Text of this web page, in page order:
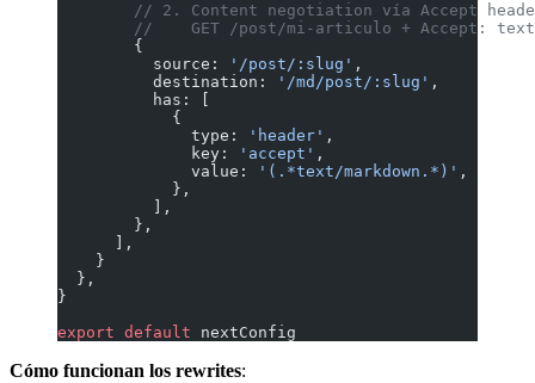
// 2. Content negotiation vía Accept
//    GET /post/mi-articulo + Accept:
        {
          source:
'/post/:slug' ,
          destination:
'/md/post/:slug' ,
          has: [
            {
              type:
'header' ,
              key:
'accept' ,
              value:
'(.*text/markdown.*)' ,
            },
          ],
        },
      ],
    }
  },
}
export default nextConfig
Cómo funcionan los rewrites: